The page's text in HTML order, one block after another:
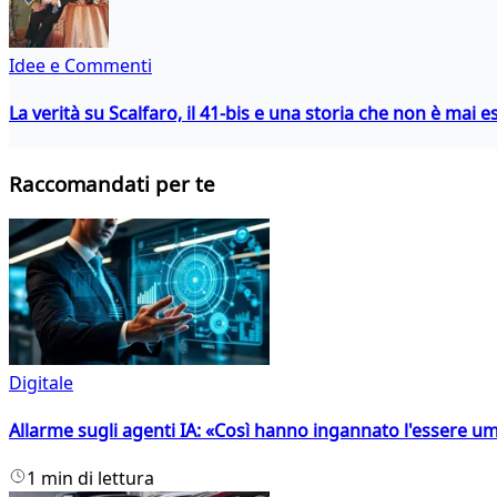
Idee e Commenti
La verità su Scalfaro, il 41-bis e una storia che non è mai
Raccomandati per te
Digitale
Allarme sugli agenti IA: «Così hanno ingannato l'essere
1 min di lettura